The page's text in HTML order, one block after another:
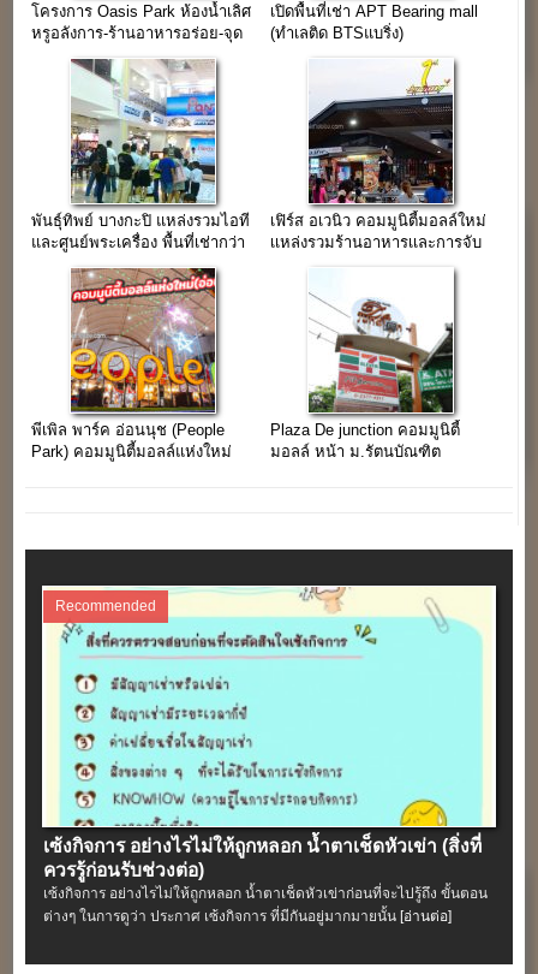
โครงการ Oasis Park ห้องน้ำเลิศ
หรูอลังการ-ร้านอาหารอร่อย-จุด
เปิดพื้นที่เช่า APT Bearing mall
(ทำเลติด BTSแบริ่ง)
พันธุ์ทิพย์ บางกะปิ แหล่งรวมไอที
และศูนย์พระเครื่อง พื้นที่เช่ากว่า
เฟิร์ส อเวนิว คอมมูนิตี้มอลล์ใหม่
เเหล่งรวมร้านอาหารเเละการจับ
พีเพิล พาร์ค อ่อนนุช (People
Park) คอมมูนิตี้มอลล์แห่งใหม่
Plaza De junction คอมมูนิตี้
มอลล์ หน้า ม.รัตนบัณฑิต
Recommended
เซ้งกิจการ อย่างไรไม่ให้ถูกหลอก น้ำตาเช็ดหัวเข่า (สิ่งที่
ควรรู้ก่อนรับช่วงต่อ)
เซ้งกิจการ อย่างไรไม่ให้ถูกหลอก น้ำตาเช็ดหัวเข่าก่อนที่จะไปรู้ถึง ขั้นตอน
ต่างๆ ในการดูว่า ประกาศ เซ้งกิจการ ที่มีกันอยู่มากมายนั้น[อ่านต่อ]